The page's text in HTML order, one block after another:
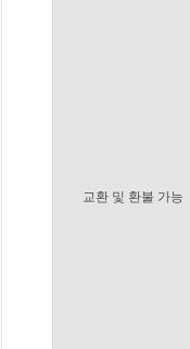
교환 및 환불 가능